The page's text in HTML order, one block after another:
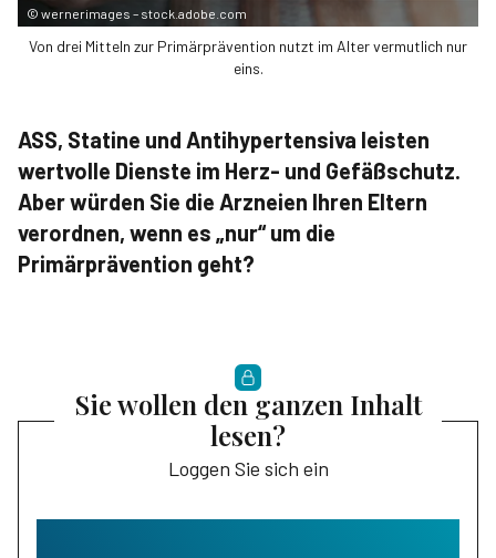
© wernerimages – stock.adobe.com
Von drei Mitteln zur Primärprävention nutzt im Alter ver­mutlich nur
eins.
ASS, Statine und Antihypertensiva leisten
wertvolle Dienste im Herz- und Gefäßschutz.
Aber würden Sie die Arzneien Ihren Eltern
verordnen, wenn es „nur“ um die
Primärprävention geht?
Sie wollen den ganzen Inhalt
lesen?
Loggen Sie sich ein